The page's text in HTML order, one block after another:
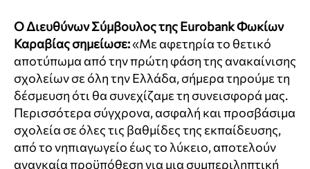
Ο Διευθύνων Σύμβουλος της Eurobank Φωκίων
Καραβίας σημείωσε:«Με αφετηρία το θετικό
αποτύπωμα από την πρώτη φάση της ανακαίνισης
σχολείων σε όλη την Ελλάδα, σήμερα τηρούμε τη
δέσμευση ότι θα συνεχίζαμε τη συνεισφορά μας.
Περισσότερα σύγχρονα, ασφαλή και προσβάσιμα
σχολεία σε όλες τις βαθμίδες της εκπαίδευσης,
από το νηπιαγωγείο έως το λύκειο, αποτελούν
αναγκαία προϋπόθεση για μια συμπεριληπτική